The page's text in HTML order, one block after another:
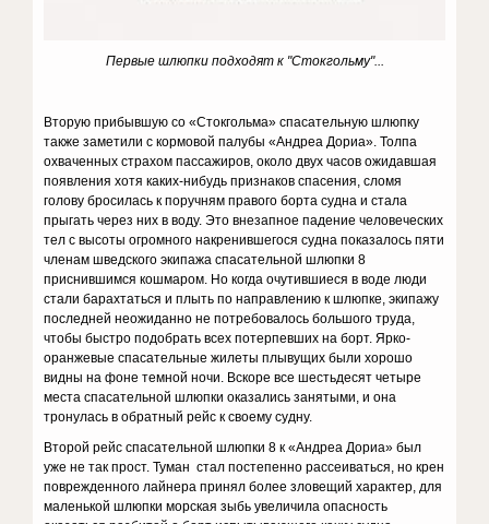
Первые шлюпки подходят к "Стокгольму"...
Вторую прибывшую со «Стокгольма» спасательную шлюпку
также заметили с кормовой палубы «Андреа Дориа». Толпа
охваченных страхом пассажиров, около двух часов ожидавшая
появления хотя каких-нибудь признаков спасения, сломя
голову бросилась к поручням правого борта судна и стала
прыгать через них в воду. Это внезапное падение человеческих
тел с высоты огромного накренившегося судна показалось пяти
членам шведского экипажа спасательной шлюпки 8
приснившимся кошмаром. Но когда очутившиеся в воде люди
стали барахтаться и плыть по направлению к шлюпке, экипажу
последней неожиданно не потребовалось большого труда,
чтобы быстро подобрать всех потерпевших на борт. Ярко-
оранжевые спасательные жилеты плывущих были хорошо
видны на фоне темной ночи. Вскоре все шестьдесят четыре
места спасательной шлюпки оказались занятыми, и она
тронулась в обратный рейс к своему судну.
Второй рейс спасательной шлюпки 8 к «Андреа Дориа» был
уже не так прост. Туман стал постепенно рассеиваться, но крен
поврежденного лайнера принял более зловещий характер, для
маленькой шлюпки морская зыбь увеличила опасность